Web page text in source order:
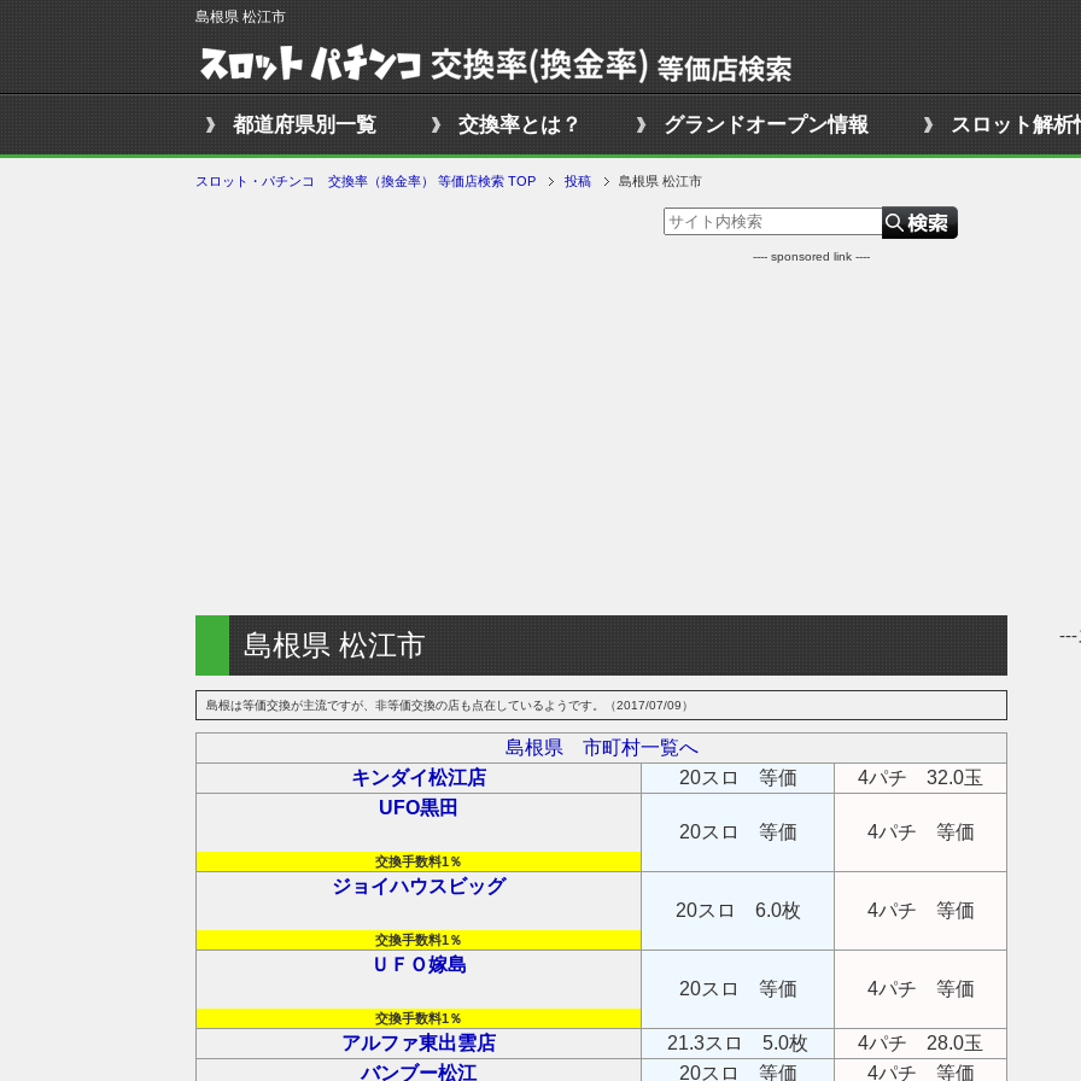
都道府県別一覧 交換率とは？ グランドオープン情報 スロット解析
スロット・パチンコ 交換率（換金率） 等価店検索 TOP 投稿 島根県 松江市
---- sponsored link ----
島根県 松江市
島根は等価交換が主流ですが、非等価交換の店も点在しているようです。（2017/07/09）
島根県 市町村一覧へ
キンダイ松江店
20スロ 等価
4パチ 32.0玉
UFO黒田
交換手数料1％
20スロ 等価 4パチ 等価
ジョイハウスビッグ
交換手数料1％
20スロ 6.0枚 4パチ 等価
ＵＦＯ嫁島
交換手数料1％
20スロ 等価 4パチ 等価
アルファ東出雲店 21.3スロ 5.0枚
4パチ 28.0玉
バンブー松江
20スロ 等価
4パチ 等価
---
島根県 松江市